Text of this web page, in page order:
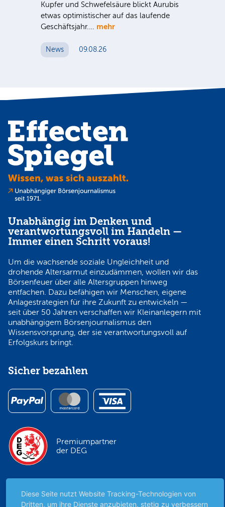
Kupfer und Schwefelsäure blickt Aurubis
etwas optimistischer auf das laufende
Geschäftsjahr.… mehr
News 09.08.26
Unabhängig im Denken und
verantwortungsvoll im Handeln —
Immer einen Schritt voraus!
Um die wachsende soziale Ungleichheit und
drohende Altersarmut einzudämmen, wollen wir das
Börsenfeuer über alle Altersgruppen hinweg
entfachen. Dazu befähigen wir Menschen, eigene
Anlagestrategien für ihre Zukunft zu entwickeln —
seit über 50 Jahren verschaffen wir Kleinanlegern mit
unabhängigem Börsenjournalismus den
Wissensvorsprung, der sie verantwortungsvoll auf
Erfolgskurs bringt.
Sicher bezahlen
Premiumpartner
der DEG
Diese Seite nutzt Website Tracking-Technologien von
Dritten, um ihre Dienste anzubieten, stetig zu verbessern